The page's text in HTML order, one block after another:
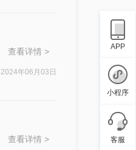
查看详情 >
2024年06月03日
查看详情 >
APP
小程序
客服